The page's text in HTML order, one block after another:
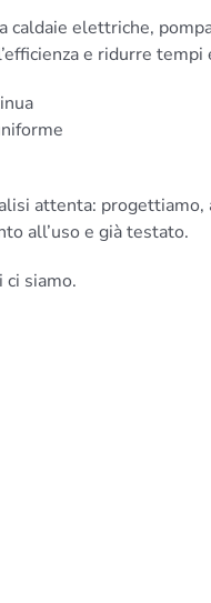
caldaie elettriche,
e ridurre tempi
attenta:
all’uso e già testato.
ci siamo.